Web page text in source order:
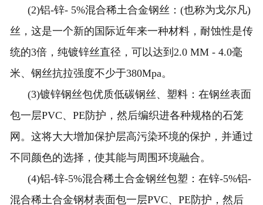
(2)铝-锌- 5%混合稀土合金钢丝：(也称为戈尔凡)
丝，这是一个新的国际近年来一种材料，耐蚀性是传
统的3倍，纯镀锌丝直径，可以达到2.0 MM - 4.0毫
米、钢丝抗拉强度不少于380Mpa。
(3)镀锌钢丝包优质低碳钢丝、塑料：在钢丝表面
包一层PVC、PE防护，然后编织进各种规格的石笼
网。这将大大增加保护层高污染环境的保护，并通过
不同颜色的选择，使其能与周围环境融合。
(4)铝-锌-5%混合稀土合金钢丝包塑：在锌-5%铝-
混合稀土合金钢材表面包一层PVC、PE防护，然后